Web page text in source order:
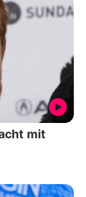
mit